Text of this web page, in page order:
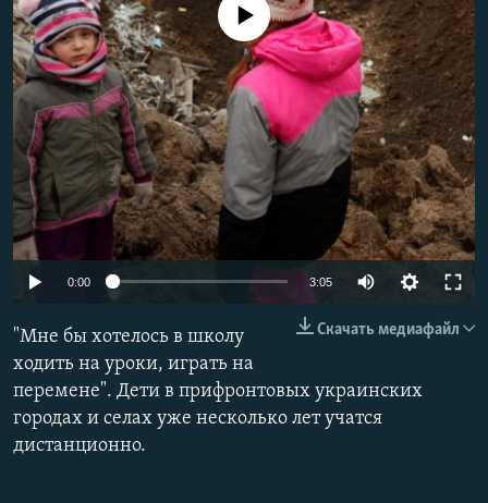
РАСПИСАНИЕ ВЕЩАНИЯ
ПОДПИШИТЕСЬ НА РАССЫЛКУ
СОЦИАЛЬНЫЕ СЕТИ
Все сайты РСЕ/РС
No media source currently available
0:00 3:05
480p
Скачать медиафайл
"Мне бы хотелось в школу
ходить на уроки, играть на
перемене". Дети в прифронтовых украинских
городах и селах уже несколько лет учатся
дистанционно.